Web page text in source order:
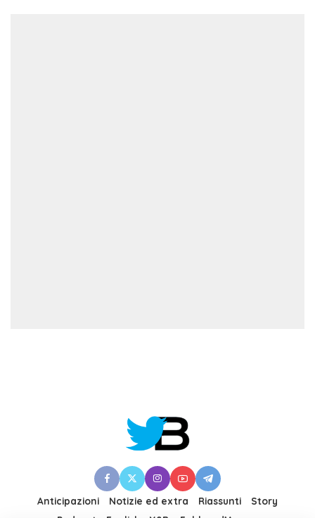
Anticipazioni Notizie ed extra Riassunti
Story